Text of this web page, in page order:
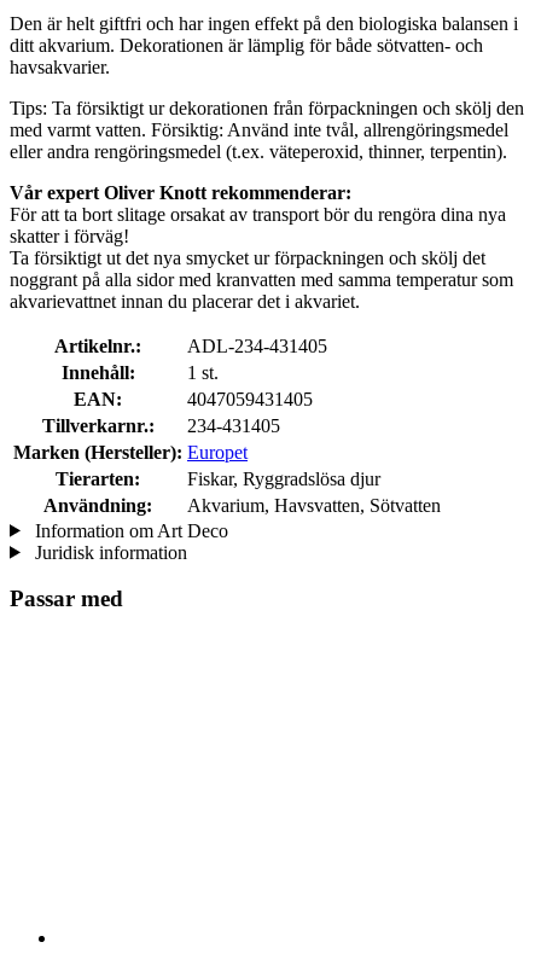
Den är helt giftfri och har ingen effekt på den biologiska balansen i
ditt akvarium. Dekorationen är lämplig för både sötvatten- och
havsakvarier.
Tips: Ta försiktigt ur dekorationen från förpackningen och skölj den
med varmt vatten. Försiktig: Använd inte tvål, allrengöringsmedel
eller andra rengöringsmedel (t.ex. väteperoxid, thinner, terpentin).
Vår expert Oliver Knott rekommenderar:
För att ta bort slitage orsakat av transport bör du rengöra dina nya
skatter i förväg!
Ta försiktigt ut det nya smycket ur förpackningen och skölj det
noggrant på alla sidor med kranvatten med samma temperatur som
akvarievattnet innan du placerar det i akvariet.
Artikelnr.:
ADL-234-431405
Innehåll:
1 st.
EAN:
4047059431405
Tillverkarnr.:
234-431405
Marken (Hersteller): Europet
Tierarten:
Fiskar, Ryggradslösa djur
Användning:
Akvarium, Havsvatten, Sötvatten
Information om Art Deco
Juridisk information
Passar med